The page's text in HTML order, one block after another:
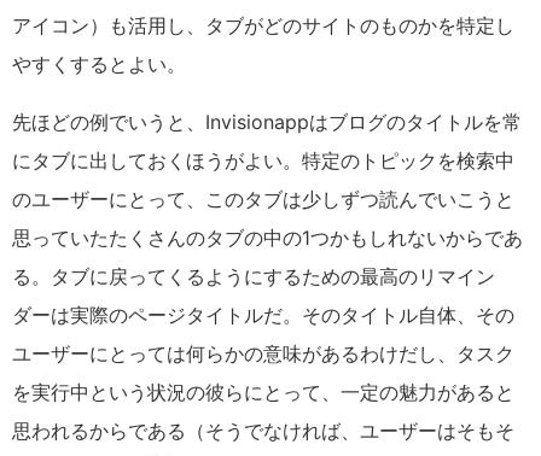
アイコン）も活用し、タブがどのサイトのものかを特定し
やすくするとよい。
先ほどの例でいうと、 Invisionappはブログのタイトルを常
にタブに出しておくほうがよい。特定のトピックを検索中
のユーザーにとって、このタブは少しずつ読んでいこうと
思っていたたくさんのタブの中の1つかもしれないからであ
る。タブに戻ってくるようにするための最高のリマイン
ダーは実際のページタイトルだ。そのタイトル自体、その
ユーザーにとっては何らかの意味があるわけだし、タスク
を実行中という状況の彼らにとって、一定の魅力があると
思われるからである（そうでなければ、ユーザーはそもそ